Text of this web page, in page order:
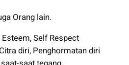
Orang lain.
Self Respect
diri, Penghormatan diri